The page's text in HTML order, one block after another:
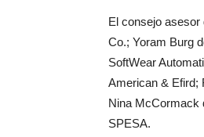
El consejo
Co.; Yoram Burg
SoftWear
American & Efird;
Nina McCormack
SPESA.